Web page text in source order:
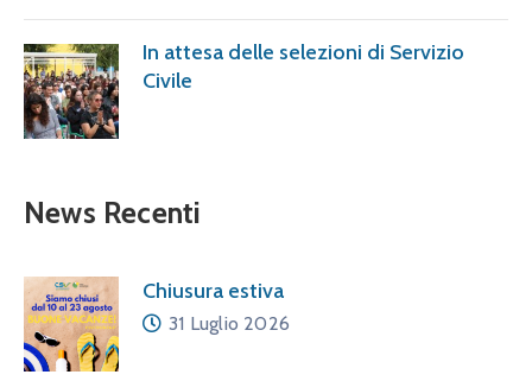
In attesa delle selezioni di Servizio
Civile
News Recenti
Chiusura estiva
31 Luglio 2026